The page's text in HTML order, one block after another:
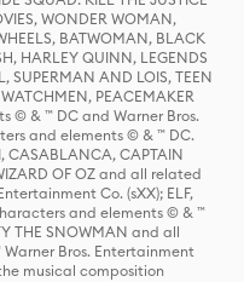
WONDER WOMAN,
BATWOMAN, BLACK
HARLEY QUINN, LEGENDS
SUPERMAN AND LOIS, TEEN
PEACEMAKER
© & ™ DC and Warner Bros.
and elements © & ™ DC.
CASABLANCA, CAPTAIN
OF OZ and all related
Co. (sXX); ELF,
and elements © & ™
THE SNOWMAN and all
Bros. Entertainment
musical composition